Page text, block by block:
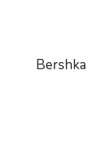
Bershka